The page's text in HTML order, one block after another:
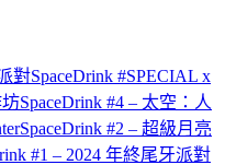
對SpaceDrink #SPECIAL x
SpaceDrink #4 – 太空：人
SpaceDrink #2 – 超級月亮
#1 – 2024 年終尾牙派對